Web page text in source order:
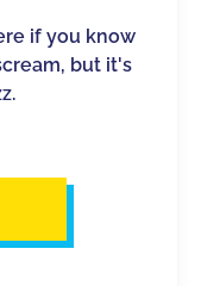
if you know
but it's